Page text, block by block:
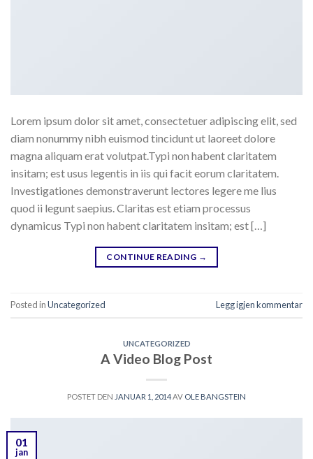
Lorem ipsum dolor sit amet, consectetuer adipiscing elit, sed
diam nonummy nibh euismod tincidunt ut laoreet dolore
magna aliquam erat volutpat.Typi non habent claritatem
insitam; est usus legentis in iis qui facit eorum claritatem.
Investigationes demonstraverunt lectores legere me lius
quod ii legunt saepius. Claritas est etiam processus
dynamicus Typi non habent claritatem insitam; est […]
CONTINUE READING →
Posted inUncategorized Legg igjen kommentar
UNCATEGORIZED
A Video Blog Post
POSTET DEN JANUAR 1, 2014AV OLE BANGSTEIN
01
jan